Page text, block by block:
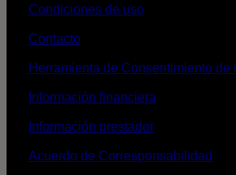
Condiciones de uso
Contacto
Herramienta de Consentimiento de
Información financiera
Información prestador
Acuerdo de Corresponsabilidad